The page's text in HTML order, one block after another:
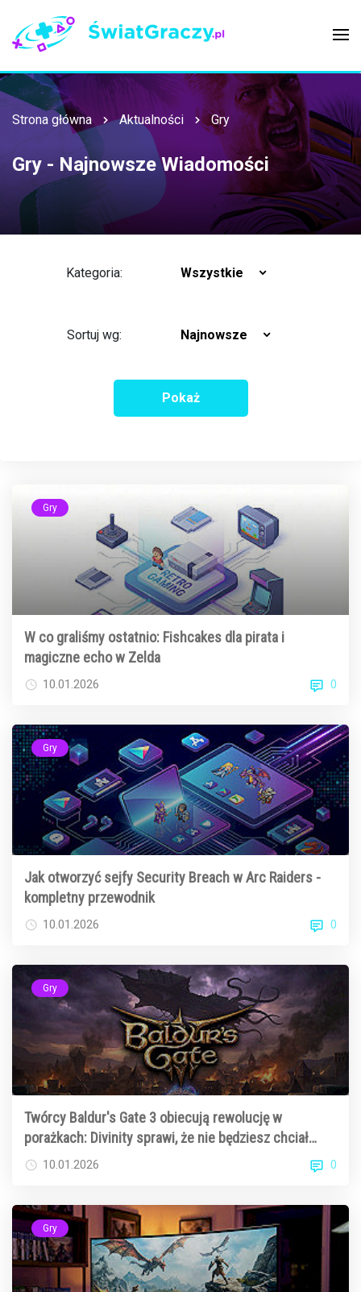
Strona główna Aktualności Gry
Gry - Najnowsze Wiadomości
Kategoria: Wszystkie
Sortuj wg: Najnowsze
Pokaż
Gry
W co graliśmy ostatnio: Fishcakes dla pirata i
magiczne echo w Zelda
10.01.2026 0
Gry
Jak otworzyć sejfy Security Breach w Arc Raiders -
kompletny przewodnik
10.01.2026 0
Gry
Twórcy Baldur's Gate 3 obiecują rewolucję w
porażkach: Divinity sprawi, że nie będziesz chciał
ładować save'ów
10.01.2026 0
Gry